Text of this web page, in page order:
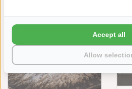
NIEUW
Allow
Accept all